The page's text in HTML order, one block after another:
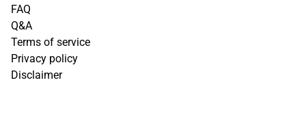
FAQ
Q&A
Terms of service
Privacy policy
Disclaimer